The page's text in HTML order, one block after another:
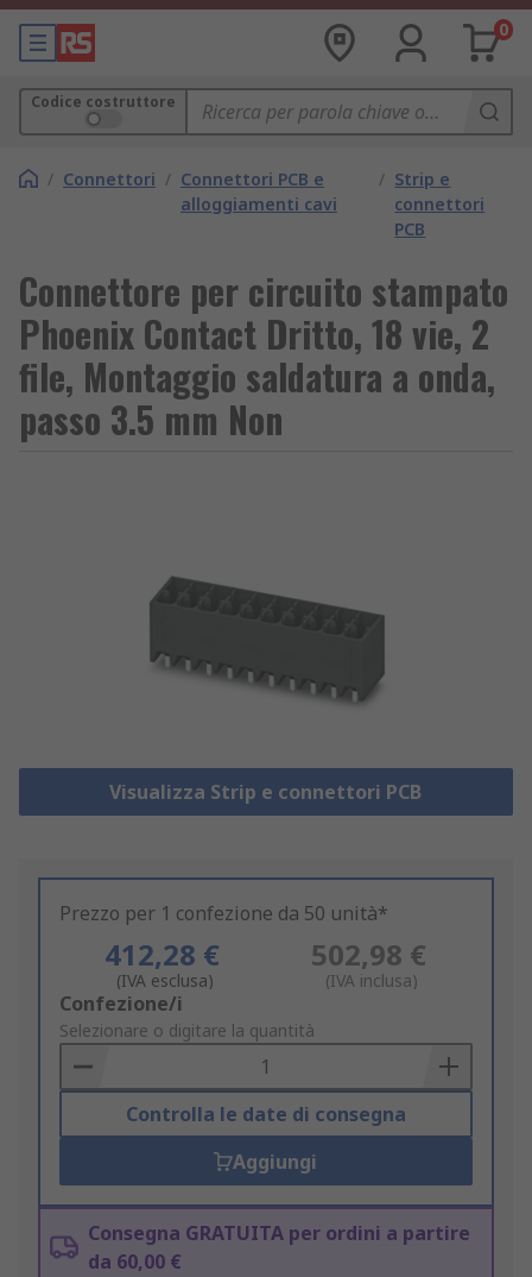
0
Codice costruttore
/ Connettori / Connettori PCB e
alloggiamenti cavi
/ Strip e
connettori
PCB
Connettore per circuito stampato
Phoenix Contact Dritto, 18 vie, 2
file, Montaggio saldatura a onda,
passo 3.5 mm Non
Visualizza Strip e connettori PCB
Prezzo per 1 confezione da 50 unità*
412,28 €
(IVA esclusa)
502,98 €
(IVA inclusa)
Add
to
Basket
Confezione/i
Selezionare o digitare la quantità
Controlla le date di consegna
Aggiungi
Consegna GRATUITA per ordini a partire
da 60,00 €